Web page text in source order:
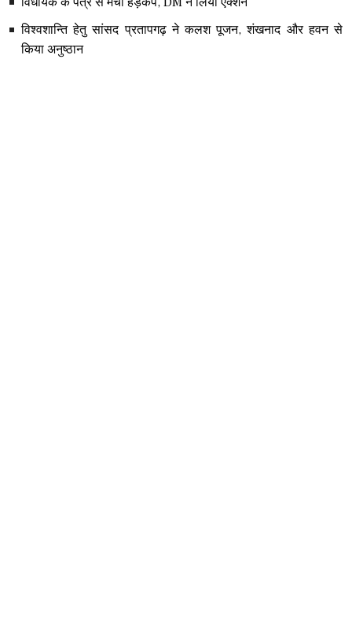
विश्वशान्ति हेतु सांसद प्रतापगढ़ ने कलश पूजन, शंखनाद और हवन से
किया अनुष्ठान